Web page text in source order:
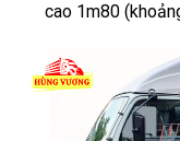
cao 1m80